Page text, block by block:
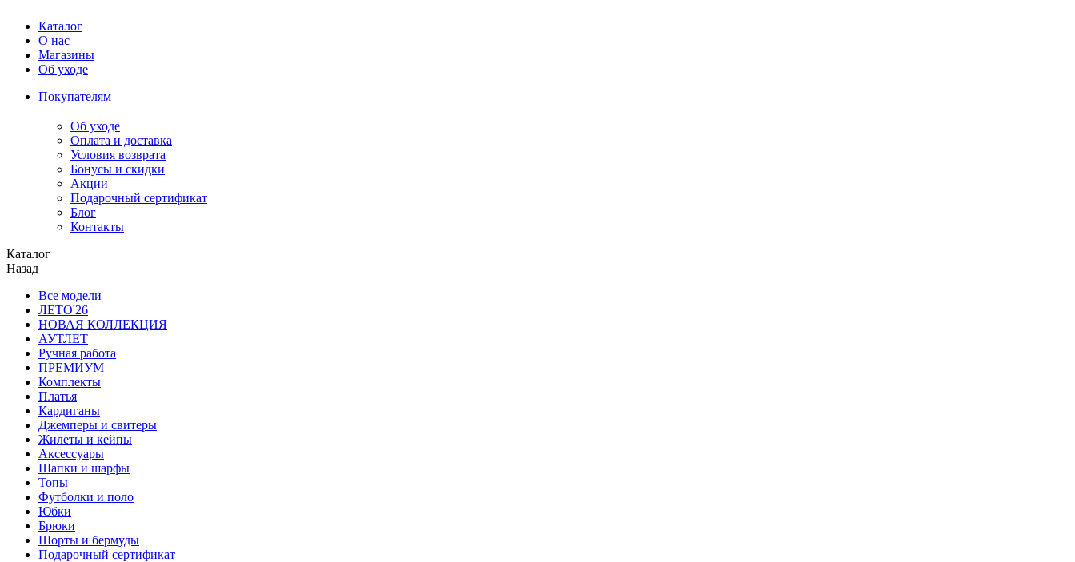
Каталог
О нас
Магазины
Об уходе
Покупателям
Об уходе
Оплата и доставка
Условия возврата
Бонусы и скидки
Акции
Подарочный сертификат
Блог
Контакты
Каталог
Назад
Все модели
ЛЕТО'26
НОВАЯ КОЛЛЕКЦИЯ
АУТЛЕТ
Ручная работа
ПРЕМИУМ
Комплекты
Платья
Кардиганы
Джемперы и свитеры
Жилеты и кейпы
Аксессуары
Шапки и шарфы
Топы
Футболки и поло
Юбки
Брюки
Шорты и бермуды
Подарочный сертификат